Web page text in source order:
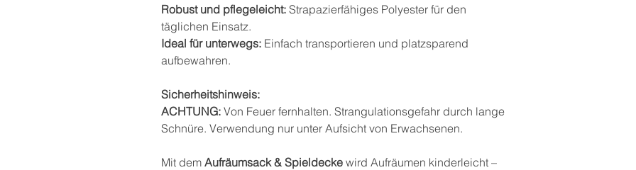
Robust und pflegeleicht: Strapazierfähiges Polyester für den
täglichen Einsatz.
Ideal für unterwegs: Einfach transportieren und platzsparend
aufbewahren.
Sicherheitshinweis:
ACHTUNG: Von Feuer fernhalten. Strangulationsgefahr durch lange
Schnüre. Verwendung nur unter Aufsicht von Erwachsenen.
Mit dem Aufräumsack & Spieldecke wird Aufräumen kinderleicht –